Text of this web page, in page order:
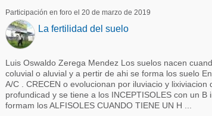
Participación en foro el 20 de marzo de 2019
La fertilidad del suelo
Luis Oswaldo Zerega Mendez Los suelos nacen
coluvial o aluvial y a pertir de ahi se forma los suelo
A/C . CRECEN o evolucionan por iluviacio y
profundicad y se tiene a los INCEPTISOLES con un
formam los ALFISOLES CUANDO TIENE UN H ...